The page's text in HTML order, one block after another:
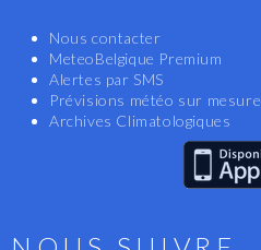
Nous contacter
MeteoBelgique Premium
Alertes par SMS
Prévisions météo sur mesure
Archives Climatologiques